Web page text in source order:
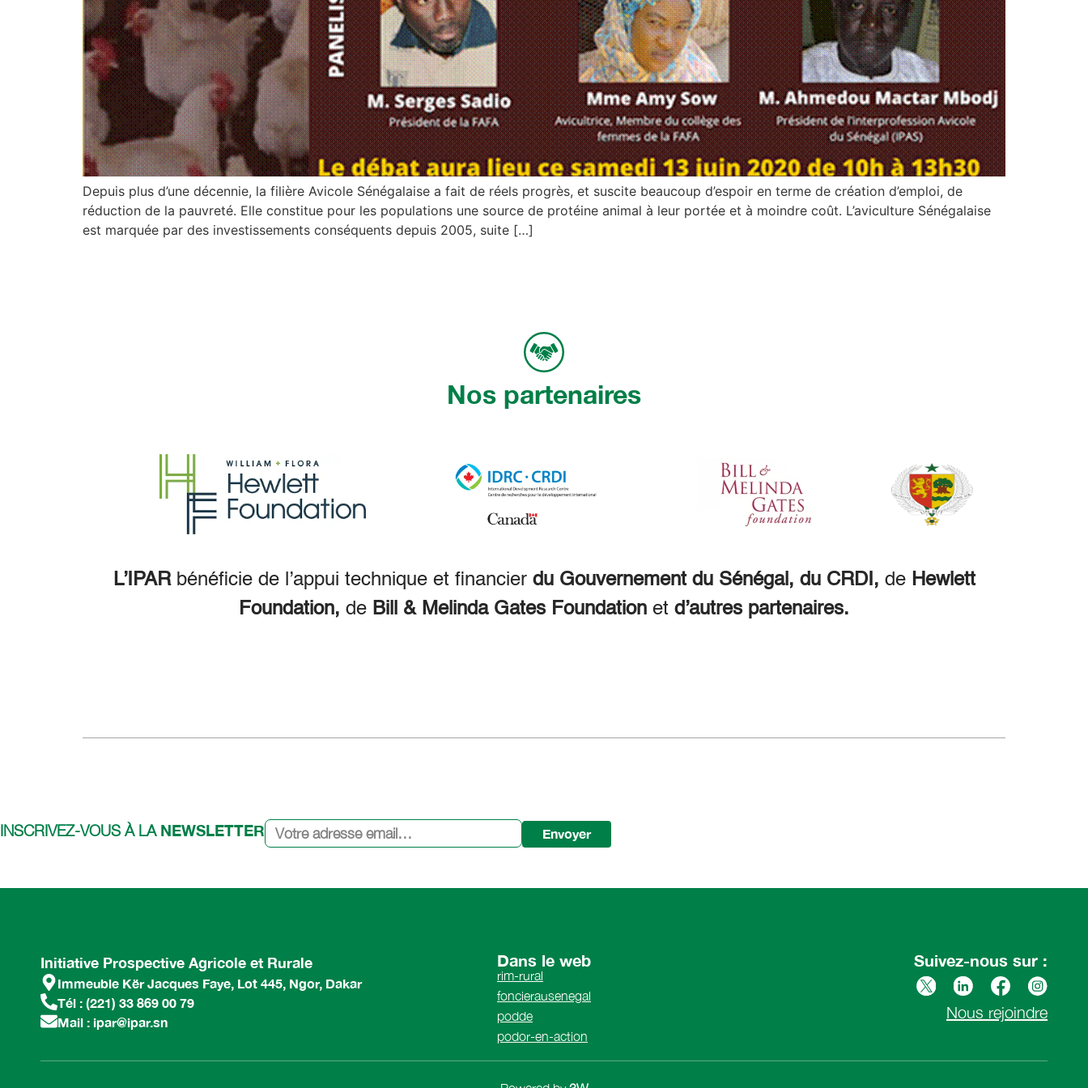
Depuis plus d’une décennie, la filière Avicole Sénégalaise a fait de réels progrès, et suscite beaucoup d’espoir en terme de création d’emploi, de
réduction de la pauvreté. Elle constitue pour les populations une source de protéine animal à leur portée et à moindre coût. L’aviculture Sénégalaise
est marquée par des investissements conséquents depuis 2005, suite […]
Nos partenaires
L’IPARbénéficie de l’appui technique et financier du Gouvernement du Sénégal, du CRDI, de Hewlett
Foundation, de Bill & Melinda Gates Foundation et d’autres partenaires.
INSCRIVEZ-VOUS À LA NEWSLETTER Envoyer
Initiative Prospective Agricole et Rurale
Immeuble Kër Jacques Faye, Lot 445, Ngor, Dakar
Tél : (221) 33 869 00 79
Mail : ipar@ipar.sn
Dans le web
rim-rural
foncierausenegal
podde
podor-en-action
Suivez-nous sur :
Nous rejoindre